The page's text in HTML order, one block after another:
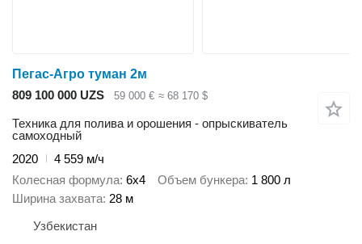
Пегас-Агро туман 2м
809 100 000 UZS
59 000 € ≈ 68 170 $
Техника для полива и орошения - опрыскиватель
самоходный
2020
4 559 м/ч
Колесная формула 6x4 Объем бункера 1 800 л
Ширина захвата 28 м
Узбекистан